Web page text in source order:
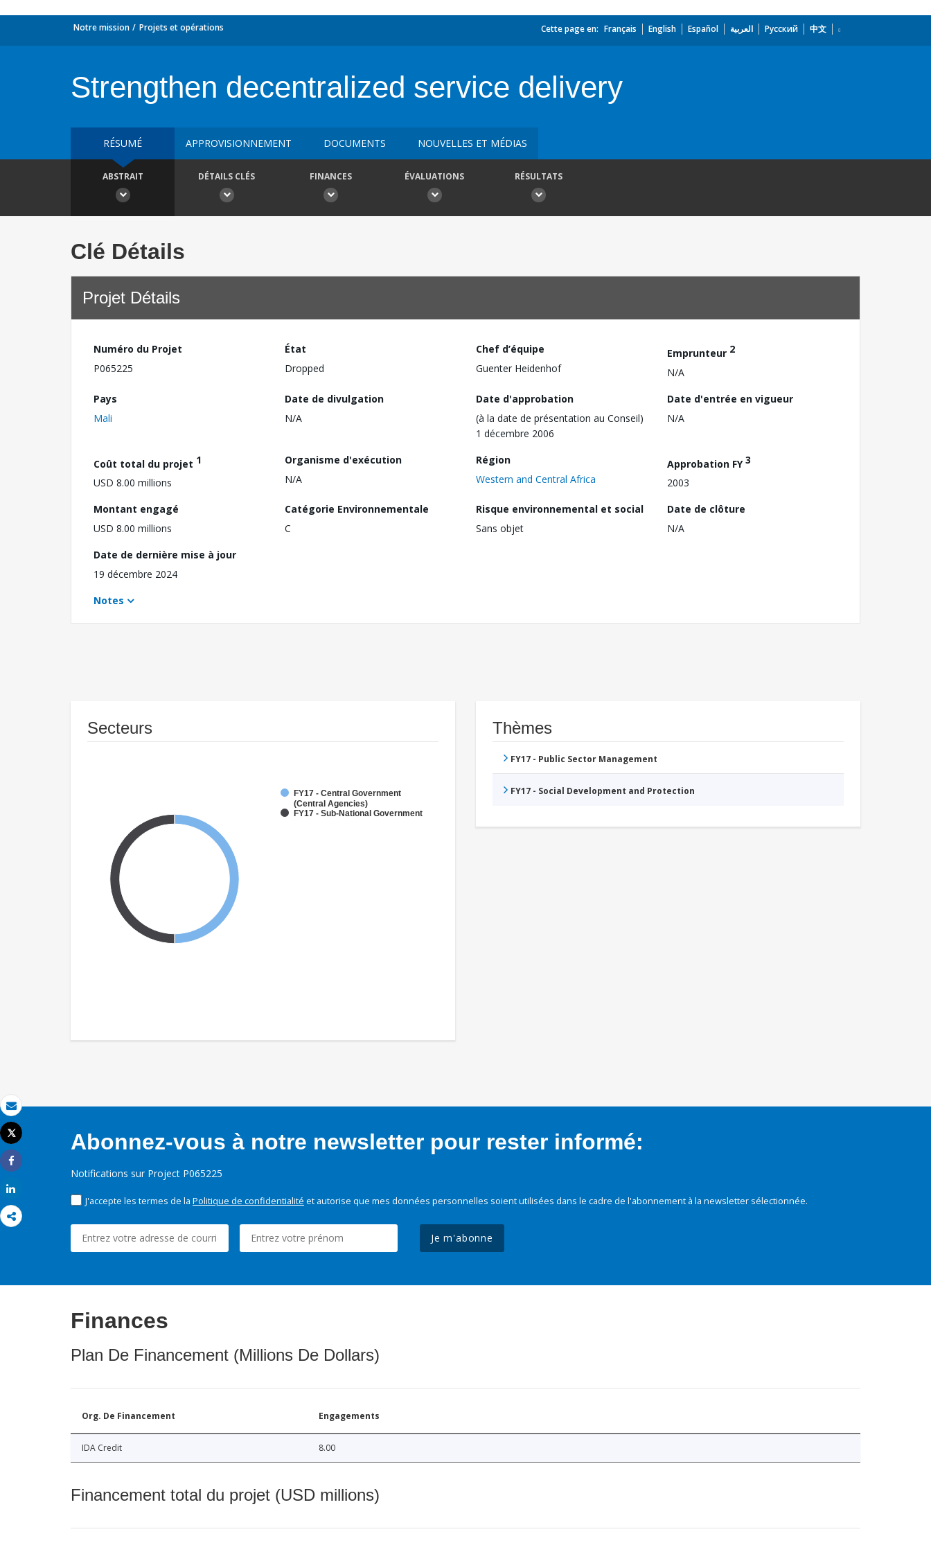
Email
Imprimer
Tweet
Share
Notre mission Projets et opérations Cette page en: Français English Español العربية Русский 中文
Strengthen decentralized service delivery
RÉSUMÉ APPROVISIONNEMENT DOCUMENTS NOUVELLES ET MÉDIAS
ABSTRAIT DÉTAILS CLÉS FINANCES ÉVALUATIONS RÉSULTATS
Clé Détails
Projet Détails
Numéro du Projet
P065225
État
Dropped
Chef d’équipe
Guenter Heidenhof
Emprunteur 2
N/A
Pays
Mali
Date de divulgation
N/A
Date d'approbation
(à la date de présentation au Conseil)
1 décembre 2006
Date d'entrée en vigueur
N/A
Coût total du projet 1
USD 8.00 millions
Organisme d'exécution
N/A
Région
Western and Central Africa
Approbation FY3
2003
Montant engagé
USD 8.00 millions
Catégorie Environnementale
C
Risque environnemental et social
Sans objet
Date de clôture
N/A
Date de dernière mise à jour
19 décembre 2024
Notes
Secteurs
FY17 - Central Government
(Central Agencies)
FY17 - Sub-National Government
Thèmes
FY17 - Public Sector Management
FY17 - Social Development and Protection
Abonnez-vous à notre newsletter pour rester informé:
Notifications sur Project P065225
J'accepte les termes de la Politique de confidentialité et autorise que mes données personnelles soient utilisées dans le cadre de l'abonnement à la newsletter sélectionnée.
Je m'abonne
Finances
Plan De Financement (Millions De Dollars)
Org. De Financement Engagements
IDA Credit 8.00
Financement total du projet (USD millions)